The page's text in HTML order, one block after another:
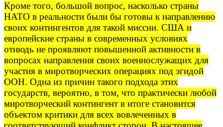
Кроме того, большой вопрос, насколько страны
НАТО в реальности были бы готовы к направлению
своих контингентов для такой миссии. США и
европейские страны в современных условиях
отнюдь не проявляют повышенной активности в
вопросах направления своих военнослужащих для
участия в миротворческих операциях под эгидой
ООН. Одна из причин такого подхода этих
государств, вероятно, в том, что практически любой
миротворческий контингент в итоге становится
объектом критики для всех вовлеченных в